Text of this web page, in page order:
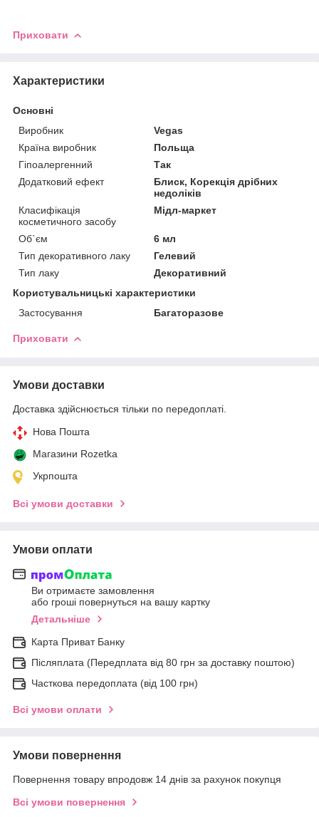
Приховати
Характеристики
Основні
Виробник
Vegas
Країна виробник
Польща
Гіпоалергенний
Так
Додатковий ефект
Блиск, Корекція дрібних
недоліків
Класифікація
косметичного засобу
Мідл-маркет
Об`єм
6 мл
Тип декоративного лаку
Гелевий
Тип лаку
Декоративний
Користувальницькі характеристики
Застосування
Багаторазове
Приховати
Умови доставки
Доставка здійснюється тільки по передоплаті.
Нова Пошта
Магазини Rozetka
Укрпошта
Всі умови доставки
Умови оплати
Ви отримаєте замовлення
або гроші повернуться на вашу картку
Детальніше
Карта Приват Банку
Післяплата (Передплата від 80 грн за доставку поштою)
Часткова передоплата (від 100 грн)
Всі умови оплати
Умови повернення
Повернення товару впродовж 14 днів за рахунок покупця
Всі умови повернення